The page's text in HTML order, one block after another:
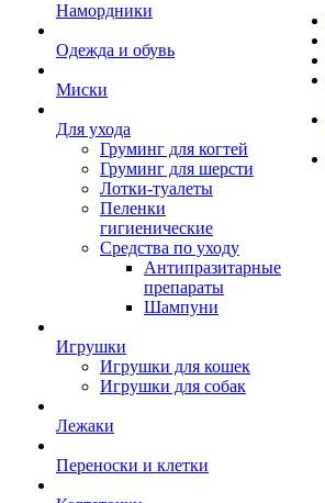
Намордники
Одежда и обувь
Миски
Для ухода
Груминг для когтей
Груминг для шерсти
Лотки-туалеты
Пеленки
гигиенические
Средства по уходу
Антипразитарные
препараты
Шампуни
Игрушки
Игрушки для кошек
Игрушки для собак
Лежаки
Переноски и клетки